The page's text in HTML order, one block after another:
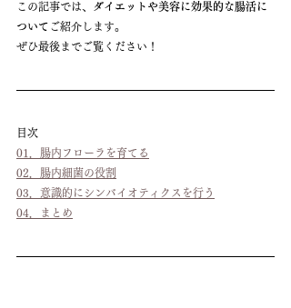
この記事では、
ダイエットや美容に効果的な腸活に
ついて ご紹介します。
ぜひ最後までご覧ください！
目次
01．腸内フローラを育てる
02．腸内細菌の役割
03．意識的にシンバイオティクスを行う
04．まとめ